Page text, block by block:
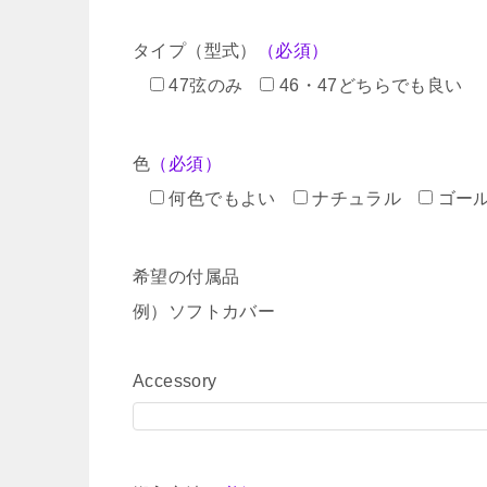
タイプ（型式）
（必須）
47弦のみ
46・47どちらでも良い
色 （必須）
何色でもよい
ナチュラル ゴー
希望の付属品
例）ソフトカバー
Accessory